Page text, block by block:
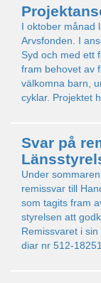
I oktober månad
Arvsfonden. I
Syd och med ett
fram behovet av
välkomna barn,
cyklar. Projektet
Svar på
Under
remissvar till
som tagits fram
styrelsen att
Remissvaret i
diar nr 512-